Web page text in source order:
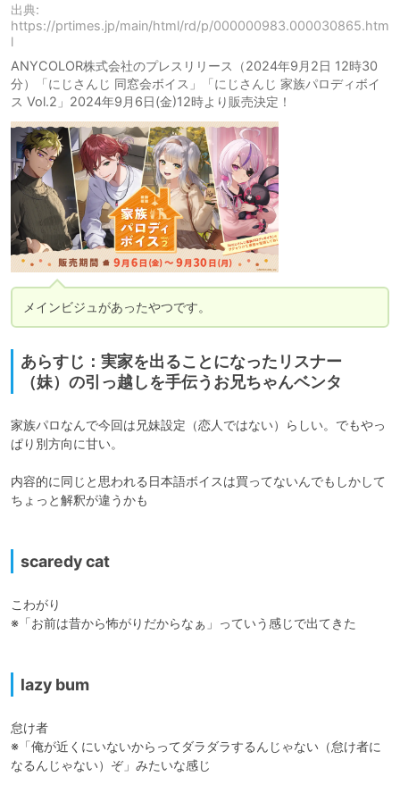
出典:
https://prtimes.jp/main/html/rd/p/000000983.000030865.htm
l
ANYCOLOR株式会社のプレスリリース（2024年9月2日 12時30
分）「にじさんじ 同窓会ボイス」「にじさんじ 家族パロディボイ
ス Vol.2」2024年9月6日(金)12時より販売決定！
メインビジュがあったやつです。
あらすじ：実家を出ることになったリスナー
（妹）の引っ越しを手伝うお兄ちゃんベンタ
家族パロなんで今回は兄妹設定（恋人ではない）らしい。でもやっ
ぱり別方向に甘い。
内容的に同じと思われる日本語ボイスは買ってないんでもしかして
ちょっと解釈が違うかも
scaredy cat
こわがり
※「お前は昔から怖がりだからなぁ」っていう感じで出てきた
lazy bum
怠け者
※「俺が近くにいないからってダラダラするんじゃない（怠け者に
なるんじゃない）ぞ」みたいな感じ